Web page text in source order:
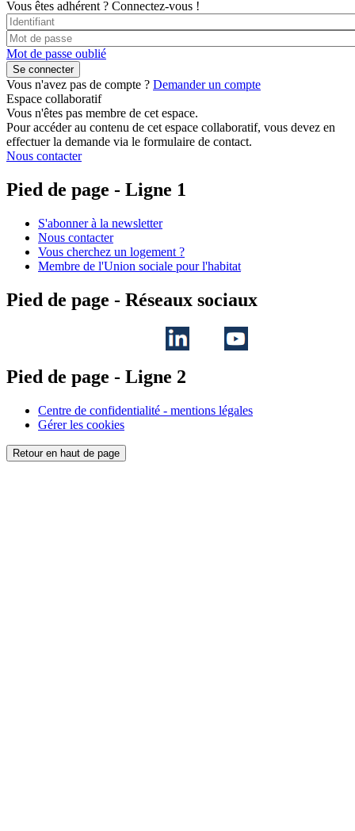
Vous êtes adhérent ? Connectez-vous !
Mot de passe oublié
Vous n'avez pas de compte ? Demander un compte
Espace collaboratif
Vous n'êtes pas membre de cet espace.
Pour accéder au contenu de cet espace collaboratif, vous devez en
effectuer la demande via le formulaire de contact.
Nous contacter
Pied de page - Ligne 1
S'abonner à la newsletter
Nous contacter
Vous cherchez un logement ?
Membre de l'Union sociale pour l'habitat
Pied de page - Réseaux sociaux
Pied de page - Ligne 2
Centre de confidentialité - mentions légales
Gérer les cookies
Retour en haut de page